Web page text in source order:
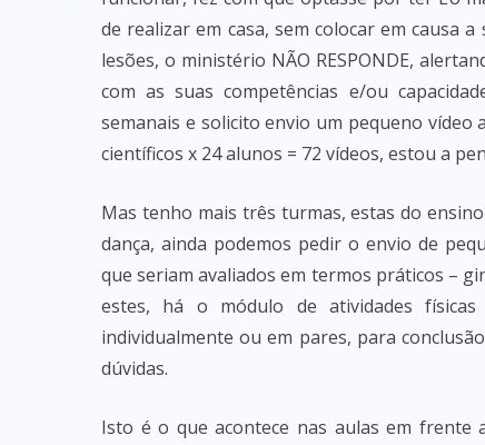
de realizar em casa, sem colocar em causa
lesões, o ministério NÃO RESPONDE,
com as suas competências e/ou
semanais e solicito envio um pequeno
científicos x 24 alunos = 72 vídeos, estou a
Mas tenho mais três turmas, estas do
dança, ainda podemos pedir o envio de
que seriam avaliados em termos práticos –
estes, há o módulo de atividades
individualmente ou em pares, para
dúvidas.
Isto é o que acontece nas aulas em frente